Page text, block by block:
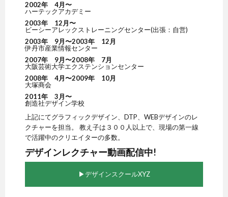
2002年 4月〜
ハーテックアカデミー
2003年 12月〜
ビーシーアレックストレーニングセンター(出張：自営)
2003年 9月〜2003年 12月
伊丹市産業情報センター
2007年 9月〜2008年 7月
大阪芸術大学エクステンションセンター
2008年 4月〜2009年 10月
大塚商会
2011年 3月〜
創造社デザイン学校
上記にてグラフィックデザイン、DTP、WEBデザインのレ
クチャーを担当。 教え子は３００人以上で、現場の第一線
で活躍中のクリエイターの多数。
デザインレクチャー動画配信中!
▶︎デザインスクールXYZ